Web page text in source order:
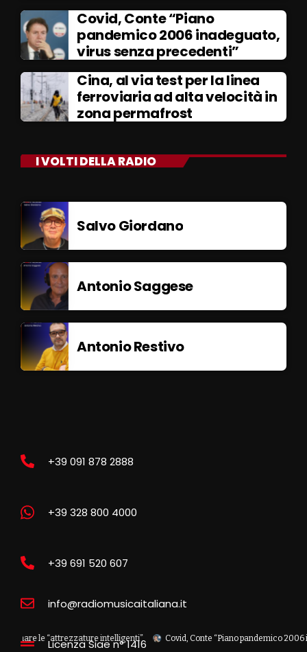
Covid, Conte “Piano
pandemico 2006 inadeguato,
virus senza precedenti”
Cina, al via test per la linea
ferroviaria ad alta velocità in
zona permafrost
I VOLTI DELLA RADIO
Salvo Giordano
Antonio Saggese
Antonio Restivo
le “attrezzature intelligenti” Covid, Conte “Piano pandemico 2006
+39 091 878 2888
+39 328 800 4000
+39 691 520 607
info@radiomusicaitaliana.it
Licenza Siae n° 1416